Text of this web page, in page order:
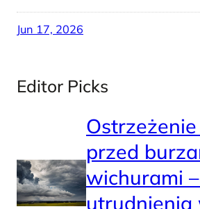
Jun 17, 2026
Editor Picks
Ostrzeżenie
przed
wichurami
utrudnienia